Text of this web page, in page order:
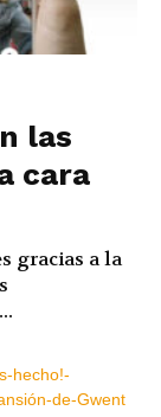
las
cara
gracias a la